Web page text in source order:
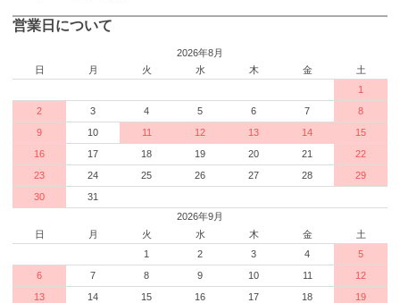
営業日について
2026年8月
日
月 火 水 木 金
土
1
2
3 4 5 6 7
8
9
10 11 12 13 14
15
16
17 18 19 20 21
22
23
24 25 26 27 28
29
30
31
2026年9月
日
月 火 水 木 金
土
1
2 3 4
5
6
7 8 9 10 11
12
13
14 15 16 17 18
19